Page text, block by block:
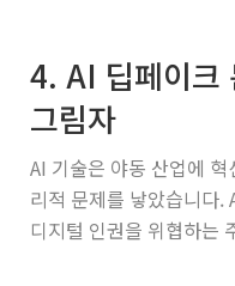
4. AI 딥페이크
그림자
AI 기술은 야동 산업에
리적 문제를 낳았습니다.
디지털 인권을 위협하는